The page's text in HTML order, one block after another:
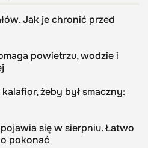
Jak je chronić przed
powietrzu, wodzie i
żeby był smaczny:
się w sierpniu. Łatwo
pokonać